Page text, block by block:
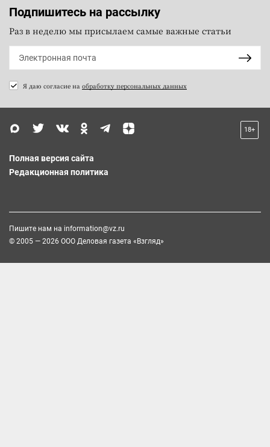
Подпишитесь на рассылку
Раз в неделю мы присылаем самые важные статьи
Я даю согласие на обработку персональных данных
18+
Полная версия сайта
Редакционная политика
Пишите нам на information@vz.ru
© 2005 — 2026 ООО Деловая газета «Взгляд»